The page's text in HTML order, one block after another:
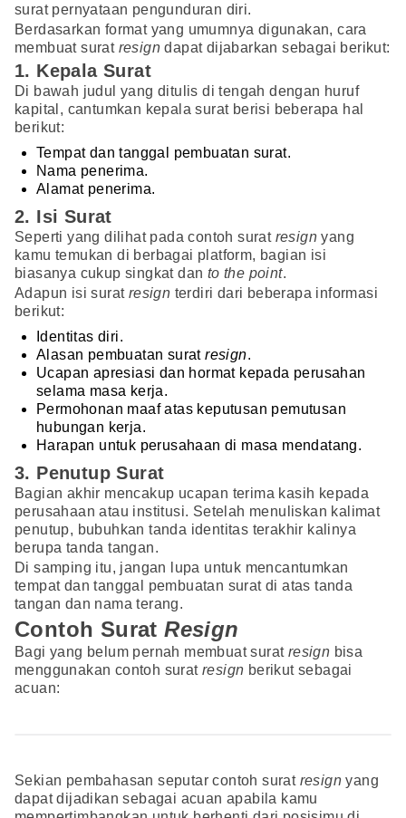
surat pernyataan pengunduran diri.
Berdasarkan format yang umumnya digunakan, cara
membuat surat resign dapat dijabarkan sebagai berikut:
1. Kepala Surat
Di bawah judul yang ditulis di tengah dengan huruf
kapital, cantumkan kepala surat berisi beberapa hal
berikut:
Tempat dan tanggal pembuatan surat.
Nama penerima.
Alamat penerima.
2. Isi Surat
Seperti yang dilihat pada contoh surat resign yang
kamu temukan di berbagai platform, bagian isi
biasanya cukup singkat dan to the point.
Adapun isi surat resign terdiri dari beberapa informasi
berikut:
Identitas diri.
Alasan pembuatan suratresign.
Ucapan apresiasi dan hormat kepada perusahan
selama masa kerja.
Permohonan maaf atas keputusan pemutusan
hubungan kerja.
Harapan untuk perusahaan di masa mendatang.
3. Penutup Surat
Bagian akhir mencakup ucapan terima kasih kepada
perusahaan atau institusi. Setelah menuliskan kalimat
penutup, bubuhkan tanda identitas terakhir kalinya
berupa tanda tangan.
Di samping itu, jangan lupa untuk mencantumkan
tempat dan tanggal pembuatan surat di atas tanda
tangan dan nama terang.
Contoh SuratResign
Bagi yang belum pernah membuat surat resign bisa
menggunakan contoh surat resign berikut sebagai
acuan:
Sekian pembahasan seputar contoh surat resign yang
dapat dijadikan sebagai acuan apabila kamu